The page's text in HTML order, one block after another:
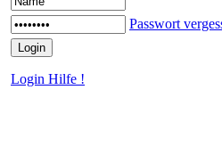
Passwort
Login Hilfe !